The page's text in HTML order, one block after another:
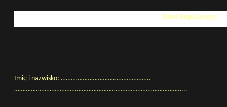
Dane Kupującego
Imię i nazwisko: ……………………………………………..
………………………………………………………………………………………...